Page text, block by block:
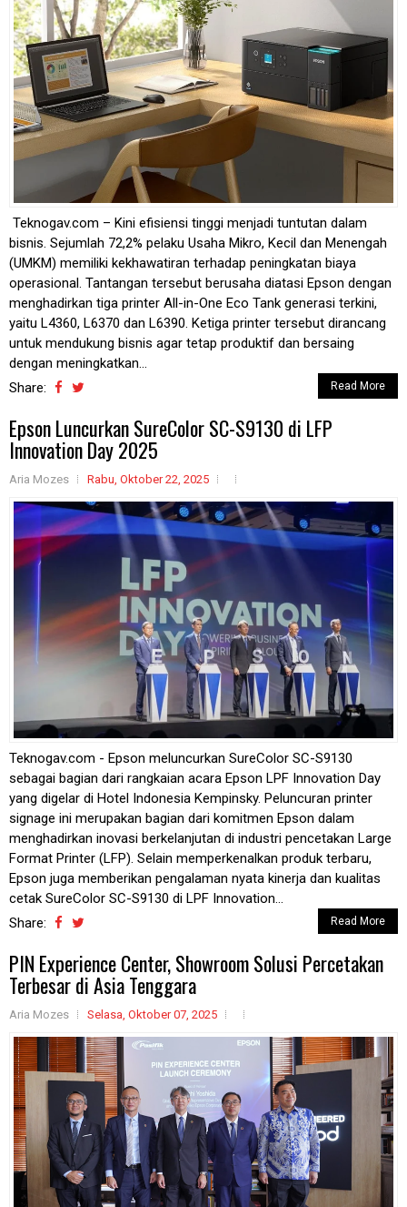
Teknogav.com – Kini efisiensi tinggi menjadi tuntutan dalam
bisnis. Sejumlah 72,2% pelaku Usaha Mikro, Kecil dan Menengah
(UMKM) memiliki kekhawatiran terhadap peningkatan biaya
operasional. Tantangan tersebut berusaha diatasi Epson dengan
menghadirkan tiga printer All-in-One Eco Tank generasi terkini,
yaitu L4360, L6370 dan L6390. Ketiga printer tersebut dirancang
untuk mendukung bisnis agar tetap produktif dan bersaing
dengan meningkatkan...
Share:
Read More
Epson Luncurkan SureColor SC-S9130 di LFP
Innovation Day 2025
Aria Mozes Rabu, Oktober 22, 2025
Teknogav.com - Epson meluncurkan SureColor SC-S9130
sebagai bagian dari rangkaian acara Epson LPF Innovation Day
yang digelar di Hotel Indonesia Kempinsky. Peluncuran printer
signage ini merupakan bagian dari komitmen Epson dalam
menghadirkan inovasi berkelanjutan di industri pencetakan Large
Format Printer (LFP). Selain memperkenalkan produk terbaru,
Epson juga memberikan pengalaman nyata kinerja dan kualitas
cetak SureColor SC-S9130 di LPF Innovation...
Share:
Read More
PIN Experience Center, Showroom Solusi Percetakan
Terbesar di Asia Tenggara
Aria Mozes Selasa, Oktober 07, 2025